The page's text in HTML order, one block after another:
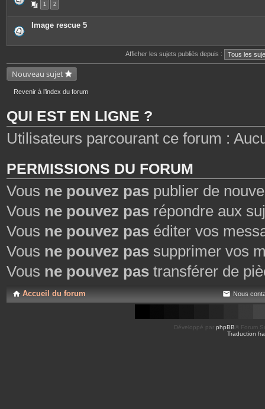
s
1 2
Image rescue 5
Afficher les sujets publiés depuis :
Nouveau sujet
Revenir à l’index du forum
QUI EST EN LIGNE ?
Utilisateurs parcourant ce forum :
PERMISSIONS DU FORUM
Vous ne pouvez pas publier de
Vous ne pouvez pas répondre aux
Vous ne pouvez pas éditer vos
Vous ne pouvez pas supprimer vos
Vous ne pouvez pas transférer de
Accueil du forum Nous
Développé par phpBB ® Forum
Traduction